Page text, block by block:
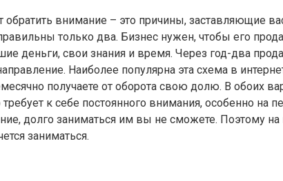
внимание – это причины, заставляющие
только два. Бизнес нужен, чтобы его
деньги, свои знания и время. Через год-два
Наиболее популярна эта схема в
получаете от оборота свою долю. В обоих
к себе постоянного внимания, особенно на
долго заниматься им вы не сможете. Поэтому
заниматься.